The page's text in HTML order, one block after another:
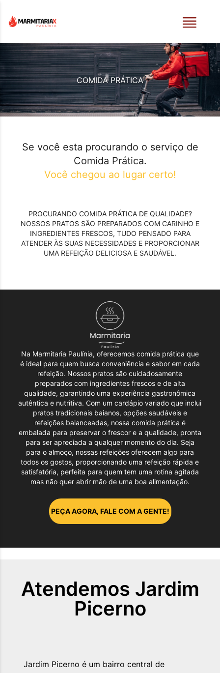
COMIDA PRÁTICA
Se você esta procurando o serviço de
Comida Prática.
Você chegou ao lugar certo!
PROCURANDO COMIDA PRÁTICADE QUALIDADE?
NOSSOS PRATOS SÃO PREPARADOS COM CARINHO E
INGREDIENTES FRESCOS, TUDO PENSADO PARA
ATENDER ÀS SUAS NECESSIDADES E PROPORCIONAR
UMA REFEIÇÃO DELICIOSA E SAUDÁVEL.
Na Marmitaria Paulínia, oferecemos comida prática que
é ideal para quem busca conveniência e sabor em cada
refeição. Nossos pratos são cuidadosamente
preparados com ingredientes frescos e de alta
qualidade, garantindo uma experiência gastronômica
autêntica e nutritiva. Com um cardápio variado que inclui
pratos tradicionais baianos, opções saudáveis e
refeições balanceadas, nossa comida prática é
embalada para preservar o frescor e a qualidade, pronta
para ser apreciada a qualquer momento do dia. Seja
para o almoço, nossas refeições oferecem algo para
todos os gostos, proporcionando uma refeição rápida e
satisfatória, perfeita para quem tem uma rotina agitada
mas não quer abrir mão de uma boa alimentação.
PEÇA AGORA, FALE COM A GENTE!
Atendemos Jardim
Picerno
Jardim Picerno é um bairro central de